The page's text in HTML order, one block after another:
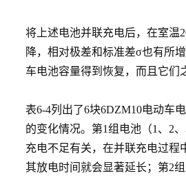
将上述电池并联充电后，在室温
降，相对极差和标准差σ也有所
车电池容量得到恢复，而且它们
表6-4列出了6块6DZM10电动车
的变化情况。第1组电池（1、2
充电不足有关，在并联充电过程
其放电时间就会显著延长；第2